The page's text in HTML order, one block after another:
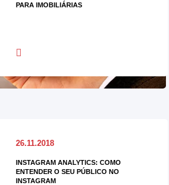
PARA IMOBILIÁRIAS
26.11.2018
INSTAGRAM ANALYTICS: COMO
ENTENDER O SEU PÚBLICO NO
INSTAGRAM